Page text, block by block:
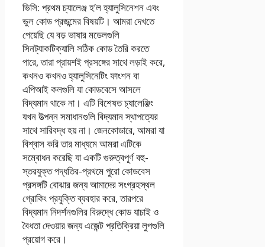
ভিসি: প্রথম চ্যালেঞ্জ হ’ল হ্যালুসিনেশন এবং
ভুল কোড প্রজন্মের বিষয়টি। আমরা দেখতে
পেয়েছি যে বড় ভাষার মডেলগুলি
সিনট্যাকটিক্যালি সঠিক কোড তৈরি করতে
পারে, তারা প্রায়শই প্রসঙ্গের সাথে লড়াই করে,
কখনও কখনও হ্যালুসিনেটিং ফাংশন বা
এপিআই কলগুলি যা কোডবেসে আসলে
বিদ্যমান থাকে না। এটি বিশেষত চ্যালেঞ্জিং
যখন উত্পন্ন সমাধানগুলি বিদ্যমান স্থাপত্যের
সাথে সারিবদ্ধ হয় না। জেনকোডারে, আমরা যা
বিশ্বাস করি তার মাধ্যমে আমরা এটিকে
সম্বোধন করেছি যা একটি গুরুত্বপূর্ণ বহু-
স্তরযুক্ত পদ্ধতির-প্রথমে পুরো কোডবেস
প্রসঙ্গটি বোঝার জন্য আমাদের সংগ্রহস্থল
গ্রোকিং প্রযুক্তি ব্যবহার করে, তারপরে
বিদ্যমান নিদর্শনগুলির বিরুদ্ধে কোড যাচাই ও
বৈধতা দেওয়ার জন্য এজেন্ট প্রতিক্রিয়া লুপগুলি
প্রয়োগ করে।